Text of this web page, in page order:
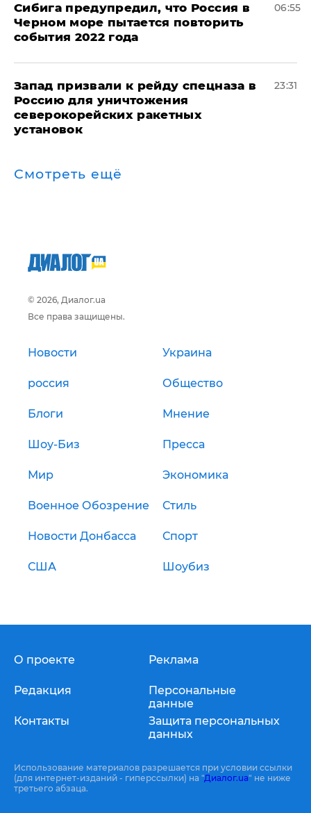
Сибига предупредил, что Россия в
Черном море пытается повторить
события 2022 года
06:55
Запад призвали к рейду спецназа в
Россию для уничтожения
северокорейских ракетных
установок
23:31
Смотреть ещё
© 2026, Диалог.ua
Все права защищены.
Новости Украина
россия Общество
Блоги Мнение
Шоу-Биз Пресса
Мир Экономика
Военное Обозрение Стиль
Новости Донбасса Спорт
США Шоубиз
О проекте
Редакция
Контакты
Реклама
Персональные
данные
Защита персональных
данных
Использование материалов разрешается при условии ссылки
(для интернет-изданий - гиперссылки) на "Диалог.ua" не ниже
третьего абзаца.